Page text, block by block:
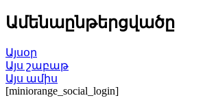
Ամենաընթերցվածը
Այսօր
Այս շաբաթ
Այս ամիս
[miniorange_social_login]